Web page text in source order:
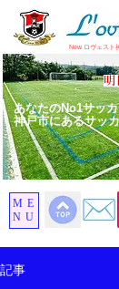
​New ロヴェスト
明
あなたのNo1サッ
神戸市にあるサッ
ME
NU
記事